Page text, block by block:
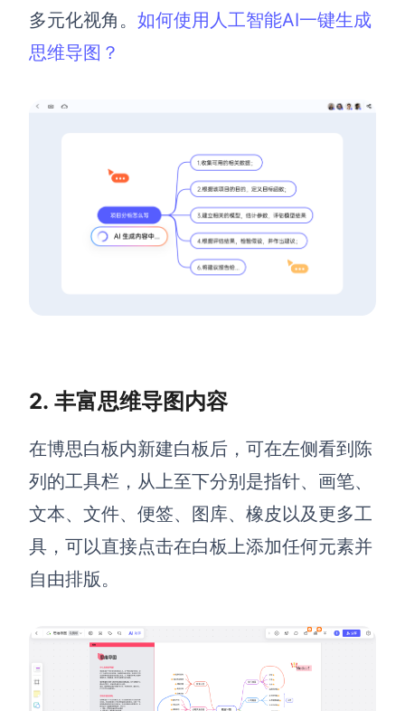
模板社区
私有化部署
管理功能定制 · 专业部署方案
客户案例
用boardmix提升团队协作效率
获取详细功能指南和技术支持
知识分享社区
探索创意灵感与高效协作技巧
定价
多元化视角。 如何使用人工智能AI一键生成
思维导图？
2. 丰富思维导图内容
在博思白板内新建白板后，可在左侧看到陈
列的工具栏，从上至下分别是指针、画笔、
文本、文件、便签、图库、橡皮以及更多工
具，可以直接点击在白板上添加任何元素并
自由排版。